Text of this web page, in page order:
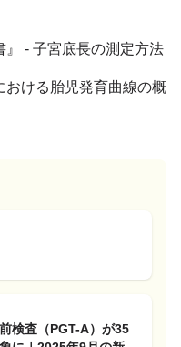
』 - 子宮底長の測定方法
おける胎児発育曲線の概
検査（PGT-A）が35